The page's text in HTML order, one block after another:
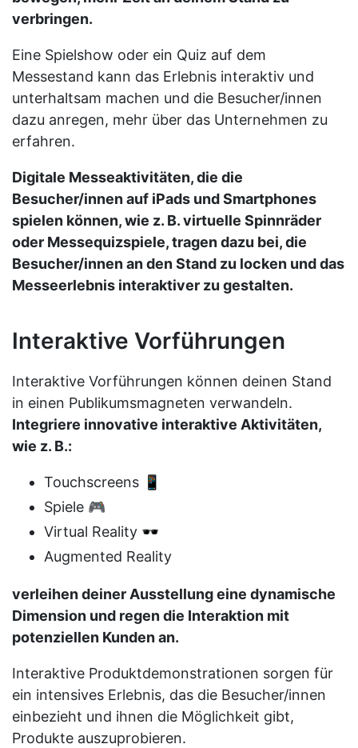
verbringen.
Eine Spielshow oder ein Quiz auf dem
Messestand kann das Erlebnis interaktiv und
unterhaltsam machen und die Besucher/innen
dazu anregen, mehr über das Unternehmen zu
erfahren.
Digitale Messeaktivitäten, die die
Besucher/innen auf iPads und Smartphones
spielen können, wie z. B. virtuelle Spinnräder
oder Messequizspiele, tragen dazu bei, die
Besucher/innen an den Stand zu locken und das
Messeerlebnis interaktiver zu gestalten.
Interaktive Vorführungen
Interaktive Vorführungen können deinen Stand
in einen Publikumsmagneten verwandeln.
Integriere innovative interaktive Aktivitäten,
wie z. B.:
Touchscreens 📱
Spiele 🎮
Virtual Reality 🕶️
Augmented Reality
verleihen deiner Ausstellung eine dynamische
Dimension und regen die Interaktion mit
potenziellen Kunden an.
Interaktive Produktdemonstrationen sorgen für
ein intensives Erlebnis, das die Besucher/innen
einbezieht und ihnen die Möglichkeit gibt,
Produkte auszuprobieren.